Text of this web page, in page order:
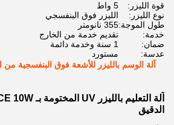
قوة الليزر:
5 واط
نوع الليزر:
الليزر فوق البنفسجي
طول الموجة:355 نانومتر
خدمة:
تقديم خدمة من الخارج
ضمان:
1 سنة وخدمة دائمة
عدسة:
مستورد
الدقيق